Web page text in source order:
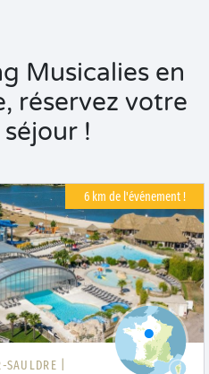
Musicalies en
réservez votre
séjour !
6 km de l'événement !
SAULDRE |